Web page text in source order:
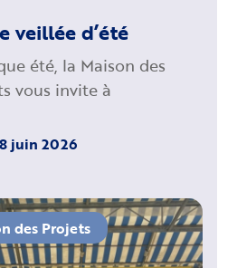
veillée d’été
été, la Maison des
vous invite à
juin 2026
des Projets